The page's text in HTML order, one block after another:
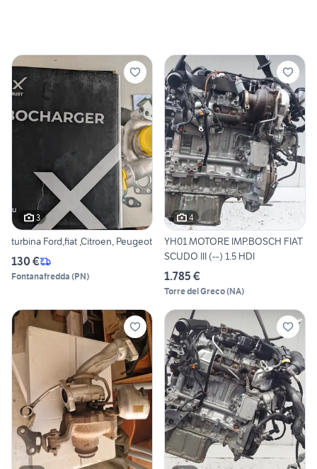
3
turbina Ford,fiat ,Citroen, Peugeot
130 €
Fontanafredda (PN)
4
YH01 MOTORE IMP.BOSCH FIAT
SCUDO III (--) 1.5 HDI
1.785 €
Torre del Greco(NA)